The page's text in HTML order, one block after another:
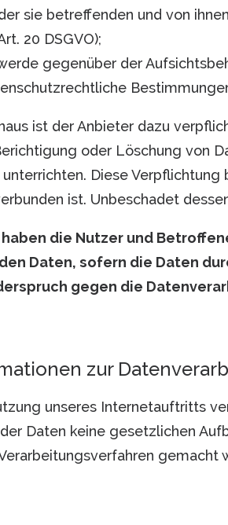
sie betreffenden und von
20 DSGVO);
gegenüber der
ist der Anbieter dazu
oder Löschung von
Diese
ist. Unbeschadet
die Nutzer und
Daten, sofern die Daten
gegen die
zur
unseres Internetauftritts
Daten keine gesetzlichen
gemacht